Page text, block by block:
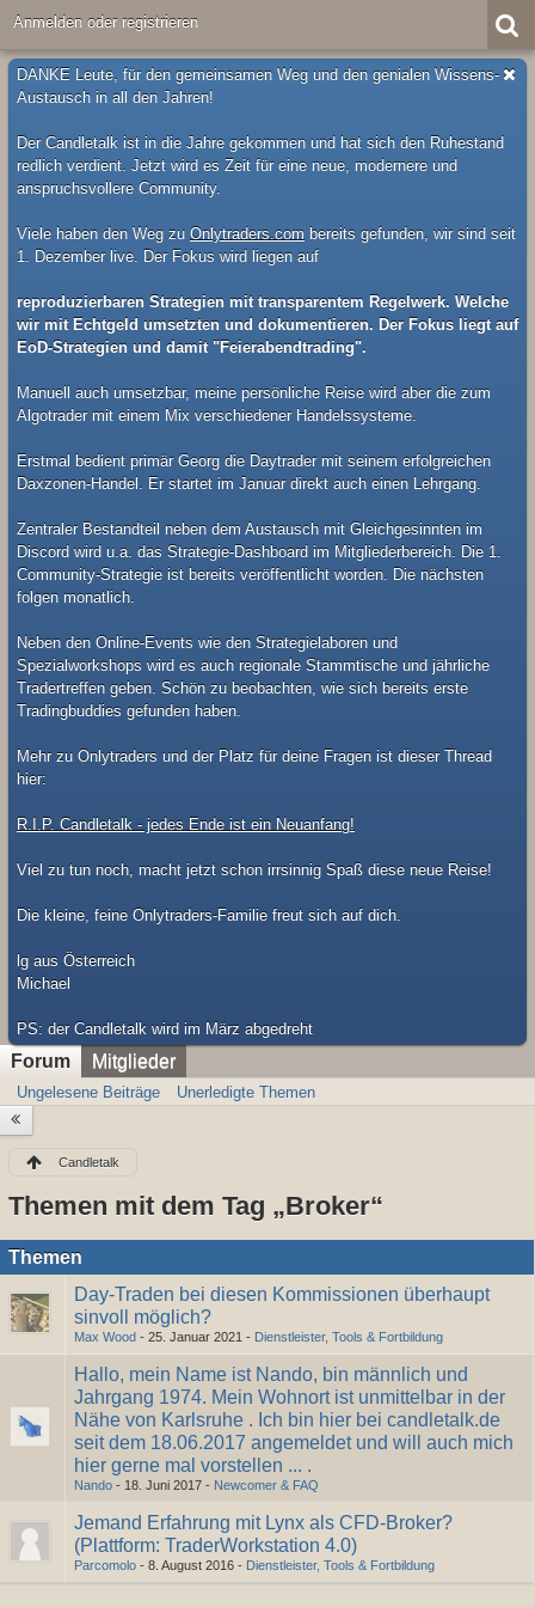
Anmelden oder registrieren
DANKE Leute, für den gemeinsamen Weg und den genialen Wissens-
Austausch in all den Jahren!
Der Candletalk ist in die Jahre gekommen und hat sich den Ruhestand
redlich verdient. Jetzt wird es Zeit für eine neue, modernere und
anspruchsvollere Community.
Viele haben den Weg zu Onlytraders.com bereits gefunden, wir sind seit
1. Dezember live. Der Fokus wird liegen auf
reproduzierbaren Strategien mit transparentem Regelwerk. Welche
wir mit Echtgeld umsetzten und dokumentieren. Der Fokus liegt auf
EoD-Strategien und damit "Feierabendtrading".
Manuell auch umsetzbar, meine persönliche Reise wird aber die zum
Algotrader mit einem Mix verschiedener Handelssysteme.
Erstmal bedient primär Georg die Daytrader mit seinem erfolgreichen
Daxzonen-Handel. Er startet im Januar direkt auch einen Lehrgang.
Zentraler Bestandteil neben dem Austausch mit Gleichgesinnten im
Discord wird u.a. das Strategie-Dashboard im Mitgliederbereich. Die 1.
Community-Strategie ist bereits veröffentlicht worden. Die nächsten
folgen monatlich.
Neben den Online-Events wie den Strategielaboren und
Spezialworkshops wird es auch regionale Stammtische und jährliche
Tradertreffen geben. Schön zu beobachten, wie sich bereits erste
Tradingbuddies gefunden haben.
Mehr zu Onlytraders und der Platz für deine Fragen ist dieser Thread
hier:
R.I.P. Candletalk - jedes Ende ist ein Neuanfang!
Viel zu tun noch, macht jetzt schon irrsinnig Spaß diese neue Reise!
Die kleine, feine Onlytraders-Familie freut sich auf dich.
lg aus Österreich
Michael
​PS: der Candletalk wird im März abgedreht
Forum Mitglieder
Ungelesene Beiträge Unerledigte Themen
Candletalk
Themen mit dem Tag „Broker“
Themen
Day-Traden bei diesen Kommissionen überhaupt
sinvoll möglich?
Max Wood - 25. Januar 2021 - Dienstleister, Tools & Fortbildung
Hallo, mein Name ist Nando, bin männlich und
Jahrgang 1974. Mein Wohnort ist unmittelbar in der
Nähe von Karlsruhe . Ich bin hier bei candletalk.de
seit dem 18.06.2017 angemeldet und will auch mich
hier gerne mal vorstellen ... .
Nando - 18. Juni 2017 - Newcomer & FAQ
Jemand Erfahrung mit Lynx als CFD-Broker?
(Plattform: TraderWorkstation 4.0)
Parcomolo - 8. August 2016 - Dienstleister, Tools & Fortbildung